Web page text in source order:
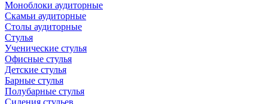
Моноблоки аудиторные
Скамьи аудиторные
Столы аудиторные
Стулья
Ученические стулья
Офисные стулья
Детские стулья
Барные стулья
Полубарные стулья
Сидения стульев